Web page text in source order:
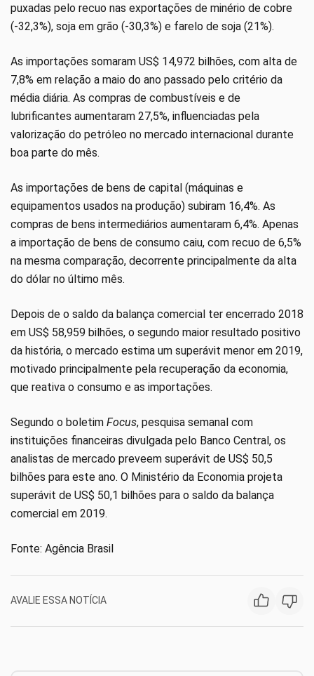
puxadas pelo recuo nas exportações de minério de cobre
(-32,3%), soja em grão (-30,3%) e farelo de soja (21%).
As importações somaram US$ 14,972 bilhões, com alta de
7,8% em relação a maio do ano passado pelo critério da
média diária. As compras de combustíveis e de
lubrificantes aumentaram 27,5%, influenciadas pela
valorização do petróleo no mercado internacional durante
boa parte do mês.
As importações de bens de capital (máquinas e
equipamentos usados na produção) subiram 16,4%. As
compras de bens intermediários aumentaram 6,4%. Apenas
a importação de bens de consumo caiu, com recuo de 6,5%
na mesma comparação, decorrente principalmente da alta
do dólar no último mês.
Depois de o saldo da balança comercial ter encerrado 2018
em US$ 58,959 bilhões, o segundo maior resultado positivo
da história, o mercado estima um superávit menor em 2019,
motivado principalmente pela recuperação da economia,
que reativa o consumo e as importações.
Segundo o boletim Focus, pesquisa semanal com
instituições financeiras divulgada pelo Banco Central, os
analistas de mercado preveem superávit de US$ 50,5
bilhões para este ano. O Ministério da Economia projeta
superávit de US$ 50,1 bilhões para o saldo da balança
comercial em 2019.
Fonte: Agência Brasil
AVALIE ESSA NOTÍCIA